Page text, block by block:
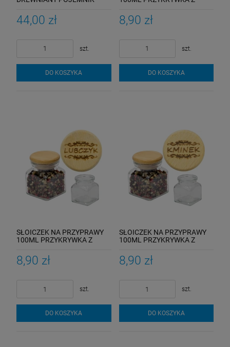
44,00 zł
szt.
DO KOSZYKA
8,90 zł
szt.
DO KOSZYKA
SŁOICZEK NA PRZYPRAWY
100ML PRZYKRYWKA Z
8,90 zł
szt.
DO KOSZYKA
SŁOICZEK NA PRZYPRAWY
100ML PRZYKRYWKA Z
8,90 zł
szt.
DO KOSZYKA